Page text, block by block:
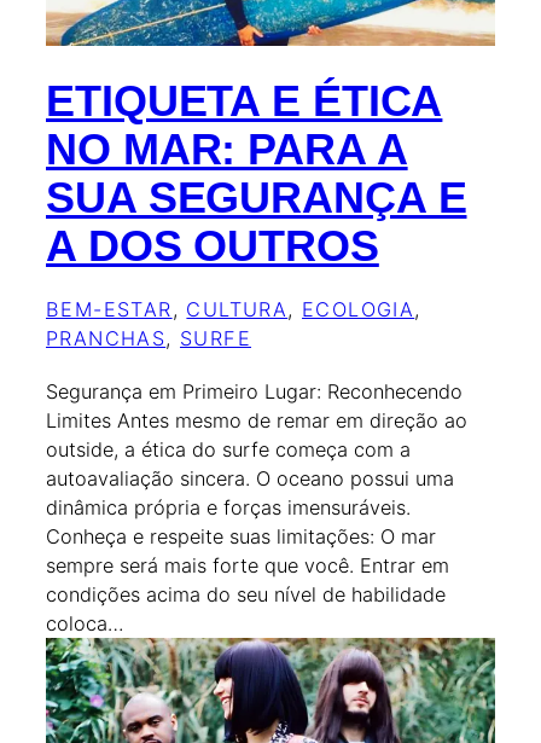
ETIQUETA E ÉTICA
NO MAR: PARA A
SUA SEGURANÇA E
A DOS OUTROS
BEM-ESTAR , CULTURA , ECOLOGIA
PRANCHAS, SURFE
Segurança em Primeiro Lugar: Reconhecendo
Limites Antes mesmo de remar em direção ao
outside, a ética do surfe começa com a
autoavaliação sincera. O oceano possui uma
dinâmica própria e forças imensuráveis.
Conheça e respeite suas limitações: O mar
sempre será mais forte que você. Entrar em
condições acima do seu nível de habilidade
coloca…